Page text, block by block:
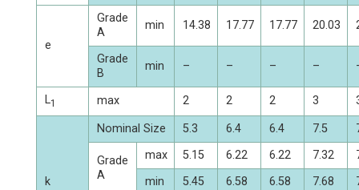
e
Grade
A
min 14.38 17.77 17.77 20.03
Grade
B
min – – – –
L1 max 2 2 2 3
k
Nominal Size 5.3 6.4 6.4 7.5
Grade
A
max 5.15 6.22 6.22 7.32
min
5.45 6.58 6.58 7.68